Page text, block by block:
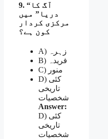
9. “آگ کا
دریا” میں
مرکزی کردار
کون ہے؟
A) زہرہ
B) فریدہ
C) منور
D) کئی
تاریخی
شخصیات
Answer:
D) کئی
تاریخی
شخصیات